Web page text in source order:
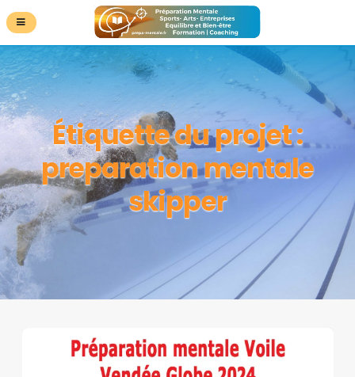
Étiquette du projet :
preparation mentale
skipper